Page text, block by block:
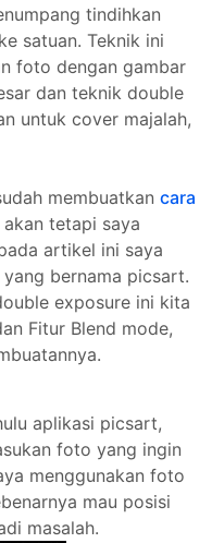
tindihkan
satuan. Teknik ini
foto dengan gambar
dan teknik double
untuk cover majalah,
membuatkan cara
akan tetapi saya
artikel ini saya
bernama picsart.
exposure ini kita
Fitur Blend mode,
aplikasi picsart,
foto yang ingin
menggunakan foto
mau posisi
masalah.